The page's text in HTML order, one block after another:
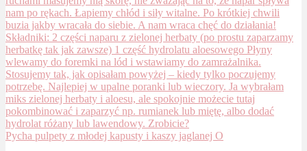
Pycha pulpety z młodej kapusty i kaszy jaglanej O